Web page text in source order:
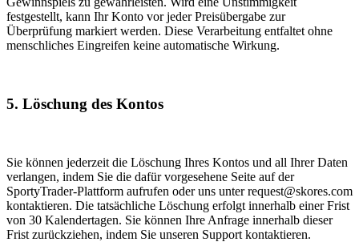
festgestellt, kann Ihr Konto vor jeder Preisübergabe zur
Überprüfung markiert werden. Diese Verarbeitung entfaltet ohne
menschliches Eingreifen keine automatische Wirkung.
5. Löschung des Kontos
Sie können jederzeit die Löschung Ihres Kontos und all Ihrer Daten
verlangen, indem Sie die dafür vorgesehene Seite auf der
SportyTrader-Plattform aufrufen oder uns unter request@skores.com
kontaktieren. Die tatsächliche Löschung erfolgt innerhalb einer Frist
von 30 Kalendertagen. Sie können Ihre Anfrage innerhalb dieser
Frist zurückziehen, indem Sie unseren Support kontaktieren.